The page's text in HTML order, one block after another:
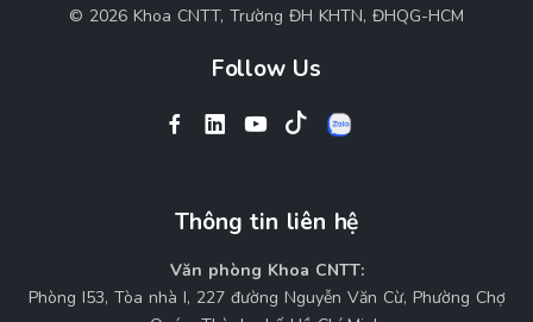
© 2026 Khoa CNTT, Trường ĐH KHTN, ĐHQG-HCM
Follow Us
Thông tin liên hệ
Văn phòng Khoa CNTT:
Phòng I53, Tòa nhà I, 227 đường Nguyễn Văn Cừ, Phường Chợ